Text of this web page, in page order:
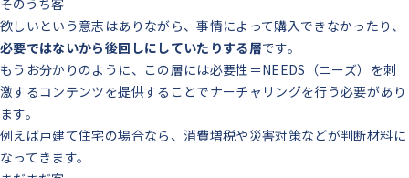
そのうち客
欲しいという意志はありながら、事情によって購入できなかったり、
必要ではないから後回しにしていたりする層です。
もうお分かりのように、この層には必要性＝NEEDS（ニーズ）を刺
激するコンテンツを提供することでナーチャリングを行う必要があり
ます。
例えば戸建て住宅の場合なら、消費増税や災害対策などが判断材料に
なってきます。